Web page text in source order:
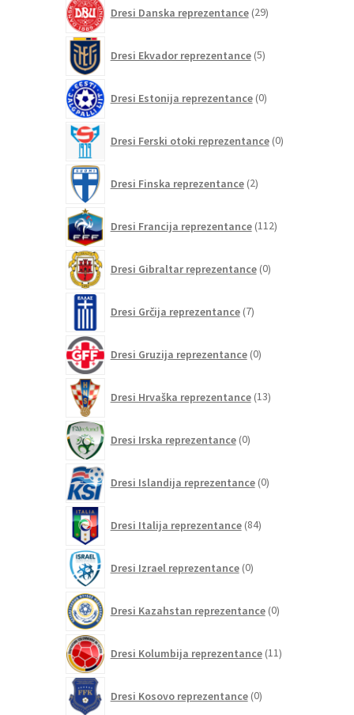
Dresi Danska reprezentance 29izdelkov
Dresi Ekvador reprezentance 5izdelkov
Dresi Estonija reprezentance 0izdelkov
Dresi Ferski otoki reprezentance 0izdelkov
Dresi Finska reprezentance 2izdelka
Dresi Francija reprezentance 112izdelkov
Dresi Gibraltar reprezentance 0izdelkov
Dresi Grčija reprezentance 7izdelkov
Dresi Gruzija reprezentance 0izdelkov
Dresi Hrvaška reprezentance 13izdelkov
Dresi Irska reprezentance 0izdelkov
Dresi Islandija reprezentance 0izdelkov
Dresi Italija reprezentance 84izdelkov
Dresi Izrael reprezentance 0izdelkov
Dresi Kazahstan reprezentance 0izdelkov
Dresi Kolumbija reprezentance 11izdelkov
Dresi Kosovo reprezentance 0izdelkov